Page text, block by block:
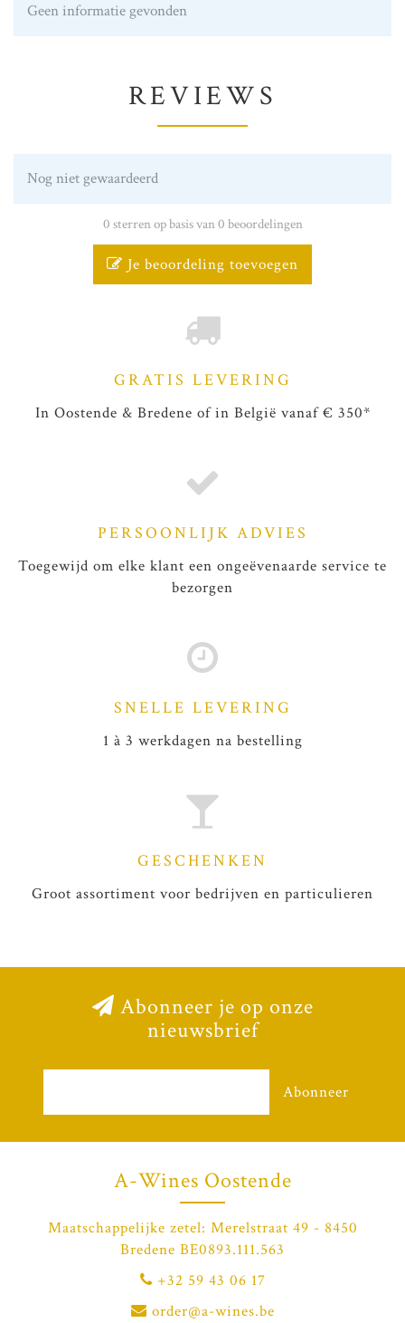
Geen informatie gevonden
REVIEWS
Nog niet gewaardeerd
0 sterren op basis van 0 beoordelingen
Je beoordeling toevoegen
GRATIS LEVERING
In Oostende & Bredene of in België vanaf € 350*
PERSOONLIJK ADVIES
Toegewijd om elke klant een ongeëvenaarde service te
bezorgen
SNELLE LEVERING
1 à 3 werkdagen na bestelling
GESCHENKEN
Groot assortiment voor bedrijven en particulieren
Abonneer je op onze
nieuwsbrief
Abonneer
A-Wines Oostende
Maatschappelijke zetel: Merelstraat 49 - 8450
Bredene BE0893.111.563
+32 59 43 06 17
order@a-wines.be